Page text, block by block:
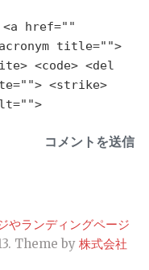
<a href=""
title="">
<code> <del
<strike>
やランディングページ
Theme by 株式会社